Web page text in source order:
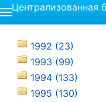
Централизованная
1992 (23)
1993 (99)
1994 (133)
1995 (130)